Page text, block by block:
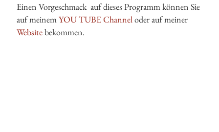
Einen Vorgeschmack auf dieses Programm können Sie
auf meinemYOU TUBE Channeloder auf meiner
Websitebekommen.